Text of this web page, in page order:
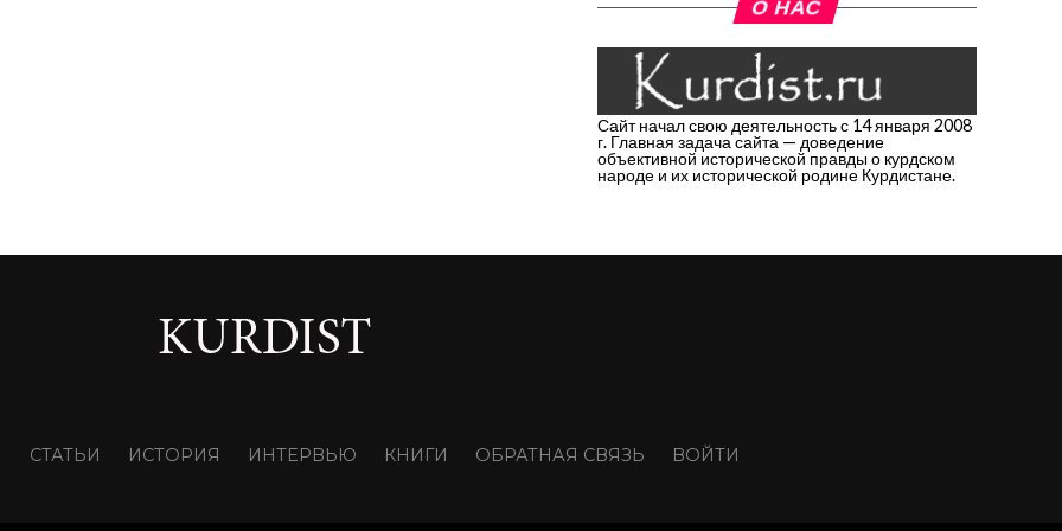
О НАС
Сайт начал свою деятельность с 14 января 2008
г. Главная задача сайта — доведение
объективной исторической правды о курдском
народе и их исторической родине Курдистане.
СТАТЬИ ИСТОРИЯ ИНТЕРВЬЮ КНИГИ ОБРАТНАЯ СВЯЗЬ ВОЙТИ